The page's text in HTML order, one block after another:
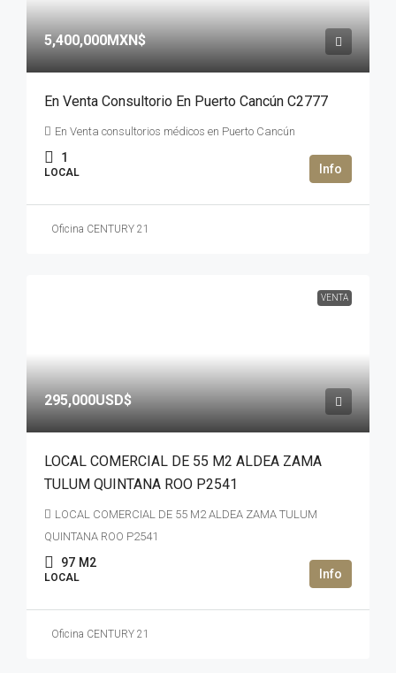
5,400,000MXN$
En Venta Consultorio En Puerto Cancún C2777
En Venta consultorios médicos en Puerto Cancún
1
LOCAL
Oficina CENTURY 21
VENTA
295,000USD$
LOCAL COMERCIAL DE 55 M2 ALDEA ZAMA
TULUM QUINTANA ROO P2541
LOCAL COMERCIAL DE 55 M2 ALDEA ZAMA TULUM
QUINTANA ROO P2541
97 M2
LOCAL
Oficina CENTURY 21